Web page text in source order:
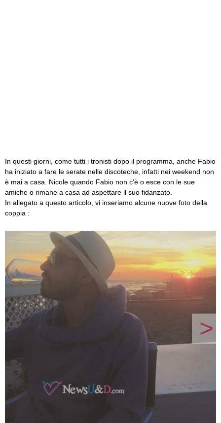
In questi giorni, come tutti i tronisti dopo il programma, anche Fabio
ha iniziato a fare le serate nelle discoteche, infatti nei weekend non
è mai a casa. Nicole quando Fabio non c’è o esce con le sue
amiche o rimane a casa ad aspettare il suo fidanzato.
In allegato a questo articolo, vi inseriamo alcune nuove foto della
coppia :
>